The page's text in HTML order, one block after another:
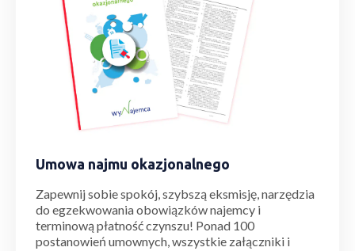
Umowa najmu okazjonalnego
Zapewnij sobie spokój, szybszą eksmisję, narzędzia
do egzekwowania obowiązków najemcy i
terminową płatność czynszu! Ponad 100
postanowień umownych, wszystkie załączniki i